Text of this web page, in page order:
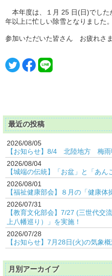
本年度は、１月 25 日(日)でした
年以上に忙しい除雪となりました。
参加いただいた皆さん お疲れさま
最近の投稿
2026/08/05
【お知らせ】8/4 北陸地方 梅雨
2026/08/04
【城端の伝統】「お盆」と「あん
2026/08/01
【福祉健康部会】８月の「健康体
2026/07/31
【教育文化部会】7/27 (三世代
上八幡巡り）」を実施！
2026/07/28
【お知らせ】7月28日(火)の気象概
月別アーカイブ